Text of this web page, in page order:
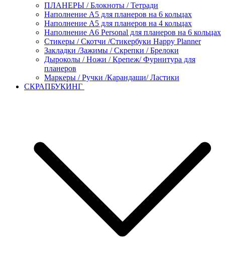
ПЛАНЕРЫ / Блокноты / Тетради
Наполнение А5 для планеров на 6 кольцах
Наполнение А5 для планеров на 4 кольцах
Наполнение А6 Personal для планеров на 6 кольцах
Стикеры / Скотчи /Стикербуки Happy Planner
Закладки /Зажимы / Скрепки / Брелоки
Дыроколы / Ножи / Крепеж/ Фурнитура для
планеров
Маркеры / Ручки /Карандаши/ Ластики
СКРАПБУКИНГ